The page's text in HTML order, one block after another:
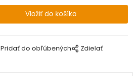
Pridať do obľúbených Zdielať